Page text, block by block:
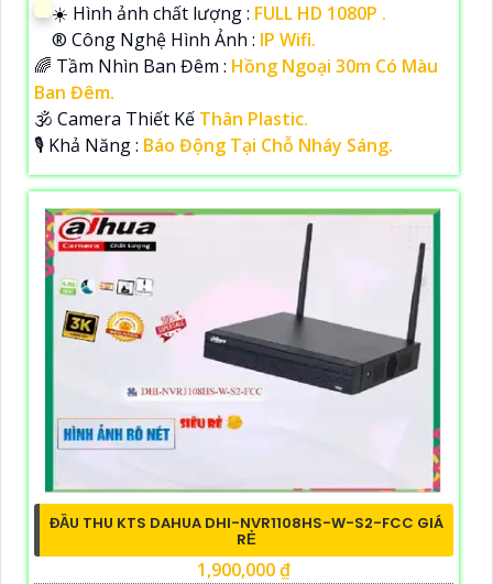
☀️ Hình ảnh chất lượng : FULL HD 1080P .
®️ Công Nghệ Hình Ảnh : IP Wifi.
🌈 Tầm Nhìn Ban Đêm : Hồng Ngoại 30m Có Màu
Ban Đêm.
🕉️ Camera Thiết Kế Thân Plastic.
️🎙 Khả Năng : Báo Động Tại Chỗ Nháy Sáng.
ĐẦU THU KTS DAHUA DHI-NVR1108HS-W-S2-FCC GIÁ
RẺ
1,900,000 ₫